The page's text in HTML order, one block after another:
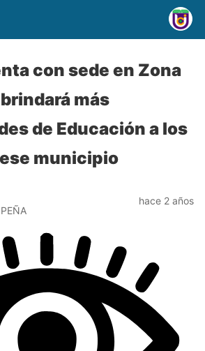
con sede en Zona
más
de Educación a los
municipio
hace 2 años